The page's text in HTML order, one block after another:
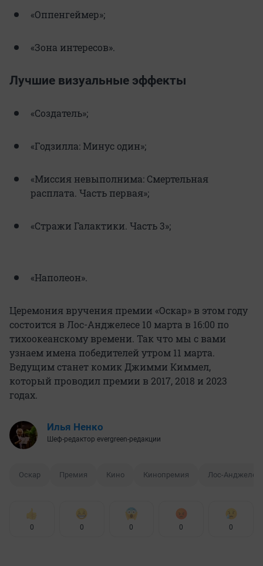
«Оппенгеймер»;
«Зона интересов».
Лучшие визуальные эффекты
«Создатель»;
«Годзилла: Минус один»;
«Миссия невыполнима: Смертельная
расплата. Часть первая»;
«Стражи Галактики. Часть 3»;
«Наполеон».
Церемония вручения премии «Оскар» в этом году
состоится в Лос-Анджелесе 10 марта в 16:00 по
тихоокеанскому времени. Так что мы с вами
узнаем имена победителей утром 11 марта.
Ведущим станет комик Джимми Киммел,
который проводил премии в 2017, 2018 и 2023
годах.
Илья Ненко
Шеф-редактор evergreen-редакции
Оскар Премия Кино Кинопремия Лос-Анджелес
0 0 0 0 0